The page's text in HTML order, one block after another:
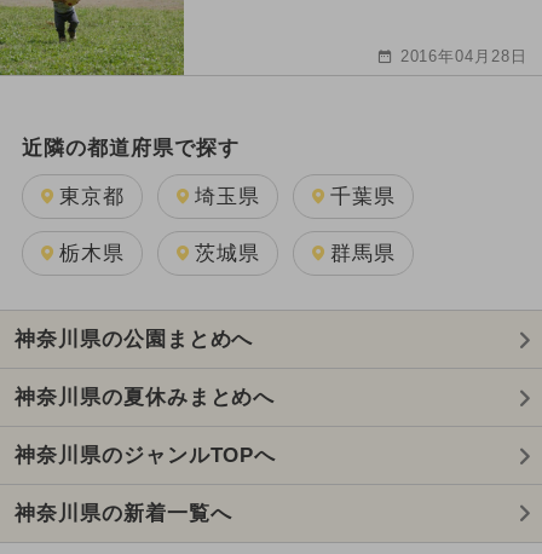
2016年04月28日
近隣の都道府県で探す
東京都 埼玉県 千葉県
栃木県 茨城県 群馬県
神奈川県の公園まとめへ
神奈川県の夏休みまとめへ
神奈川県のジャンルTOPへ
神奈川県の新着一覧へ